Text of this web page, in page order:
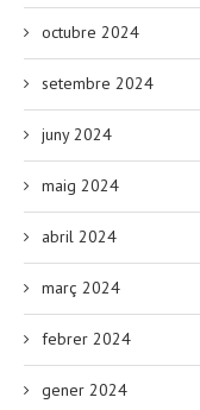
octubre 2024
setembre 2024
juny 2024
maig 2024
abril 2024
març 2024
febrer 2024
gener 2024